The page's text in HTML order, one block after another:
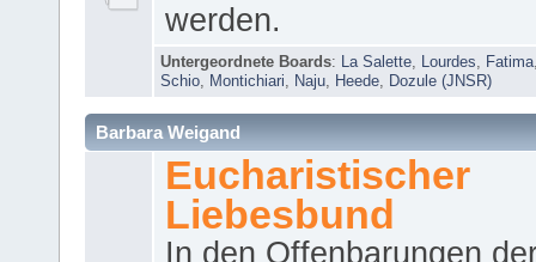
werden.
Untergeordnete Boards: La Salette Lourdes Fatima
Schio
Montichiari Naju Heede Dozule (JNSR)
Barbara Weigand
Eucharistischer
Liebesbund
In den Offenbarungen